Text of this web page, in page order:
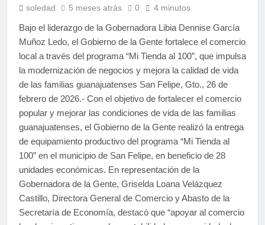
soledad 5 meses atrás 0 4 minutos
Bajo el liderazgo de la Gobernadora Libia Dennise García
Muñoz Ledo, el Gobierno de la Gente fortalece el comercio
local a través del programa “Mi Tienda al 100”, que impulsa
la modernización de negocios y mejora la calidad de vida
de las familias guanajuatenses San Felipe, Gto., 26 de
febrero de 2026.- Con el objetivo de fortalecer el comercio
popular y mejorar las condiciones de vida de las familias
guanajuatenses, el Gobierno de la Gente realizó la entrega
de equipamiento productivo del programa “Mi Tienda al
100” en el municipio de San Felipe, en beneficio de 28
unidades económicas. En representación de la
Gobernadora de la Gente, Griselda Loana Velázquez
Castillo, Directora General de Comercio y Abasto de la
Secretaría de Economía, destacó que “apoyar al comercio